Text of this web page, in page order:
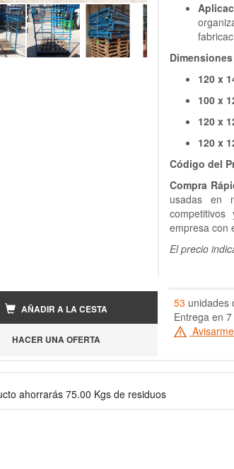
120 x
100 x
120 x
120 x
Código del
Compra
usadas en
empresa con
El precio
AÑADIR A LA CESTA
HACER UNA OFERTA
53 unidades
Entrega en
ahorrarás 75.00 Kgs de residuos